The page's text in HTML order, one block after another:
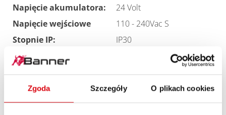
Zgoda Szczegóły O plikach cookies
Napięcie akumulatora:
24 Volt
Napięcie wejściowe
110 - 240Vac S
Stopnie IP:
IP30